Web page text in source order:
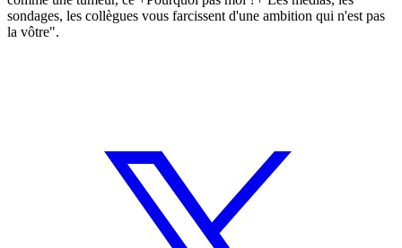
sondages, les collègues vous farcissent d'une ambition qui n'est pas
la vôtre".